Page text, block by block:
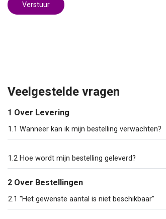
Verstuur
Veelgestelde vragen
1 Over Levering
1.1 Wanneer kan ik mijn bestelling verwachten?
1.2 Hoe wordt mijn bestelling geleverd?
2 Over Bestellingen
2.1 ''Het gewenste aantal is niet beschikbaar''